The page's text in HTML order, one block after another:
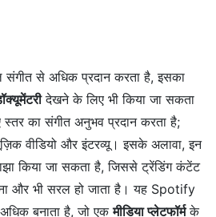
से अधिक प्रदान करता है, इसका
देखने के लिए भी किया जा सकता
का संगीत अनुभव प्रदान करता है;
वीडियो और इंटरव्यू। इसके अलावा, इन
किया जा सकता है, जिससे ट्रेंडिंग कंटेंट
और भी सरल हो जाता है। यह Spotify
बनाता है, जो एकमीडिया प्लेटफॉर्मके